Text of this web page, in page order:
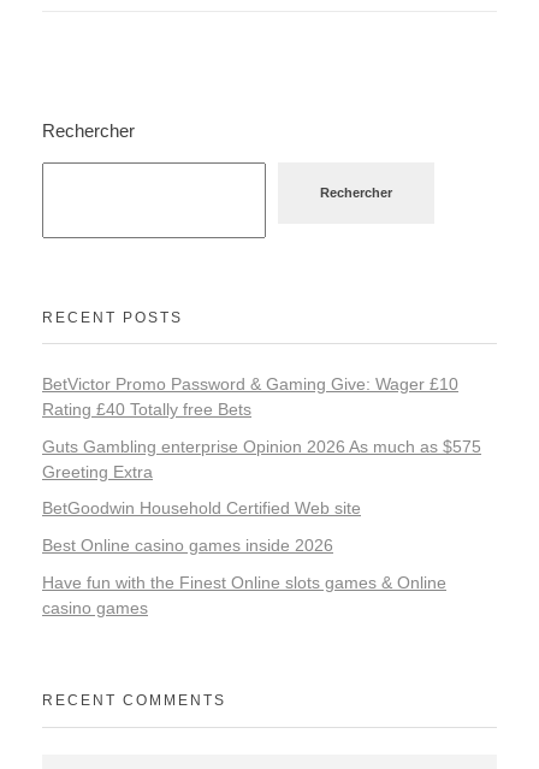
Rechercher
Rechercher
RECENT POSTS
BetVictor Promo Password & Gaming Give: Wager £10
Rating £40 Totally free Bets
Guts Gambling enterprise Opinion 2026 As much as $575
Greeting Extra
BetGoodwin Household Certified Web site
Best Online casino games inside 2026
Have fun with the Finest Online slots games & Online
casino games
RECENT COMMENTS